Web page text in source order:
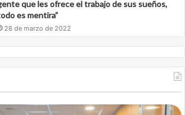
que les ofrece el trabajo de sus sueños,
es mentira”
28 de marzo de 2022